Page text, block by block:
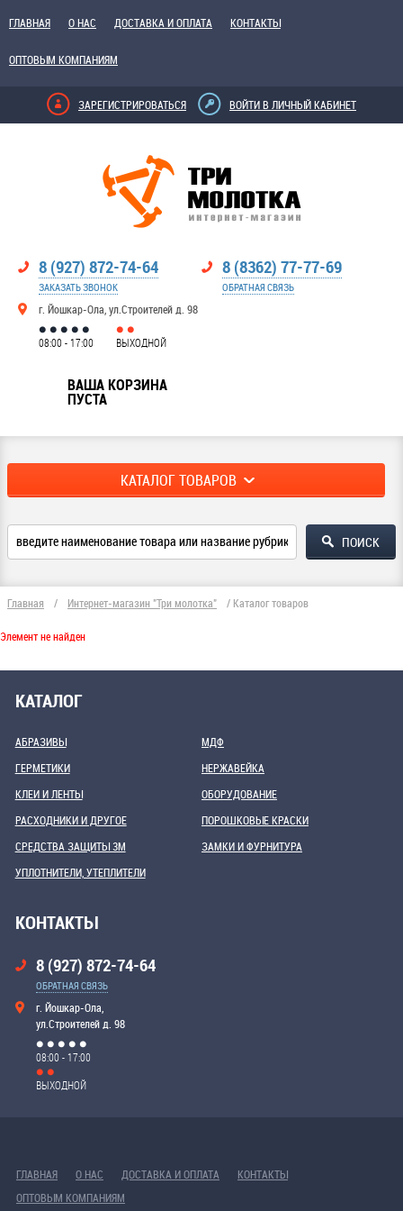
ГЛАВНАЯ О НАС ДОСТАВКА И ОПЛАТА КОНТАКТЫ
ОПТОВЫМ КОМПАНИЯМ
ЗАРЕГИСТРИРОВАТЬСЯ ВОЙТИ В ЛИЧНЫЙ КАБИНЕТ
8 (927) 872-74-64
ЗАКАЗАТЬ ЗВОНОК
г. Йошкар-Ола, ул.Строителей д. 98
8 (8362) 77-77-69
ОБРАТНАЯ СВЯЗЬ
08:00 - 17:00 ВЫХОДНОЙ
ВАША КОРЗИНА
ПУСТА
КАТАЛОГ ТОВАРОВ
Главная / Интернет-магазин "Три молотка" / Каталог товаров
Элемент не найден
КАТАЛОГ
АБРАЗИВЫ
ГЕРМЕТИКИ
КЛЕИ И ЛЕНТЫ
МДФ
НЕРЖАВЕЙКА
ОБОРУДОВАНИЕ
РАСХОДНИКИ И ДРУГОЕ
СРЕДСТВА ЗАЩИТЫ 3М
УПЛОТНИТЕЛИ, УТЕПЛИТЕЛИ
ПОРОШКОВЫЕ КРАСКИ
ЗАМКИ И ФУРНИТУРА
КОНТАКТЫ
8 (927) 872-74-64
ОБРАТНАЯ СВЯЗЬ
г. Йошкар-Ола,
ул.Строителей д. 98
08:00 - 17:00
ВЫХОДНОЙ
ГЛАВНАЯ О НАС ДОСТАВКА И ОПЛАТА
КОНТАКТЫ
ОПТОВЫМ КОМПАНИЯМ